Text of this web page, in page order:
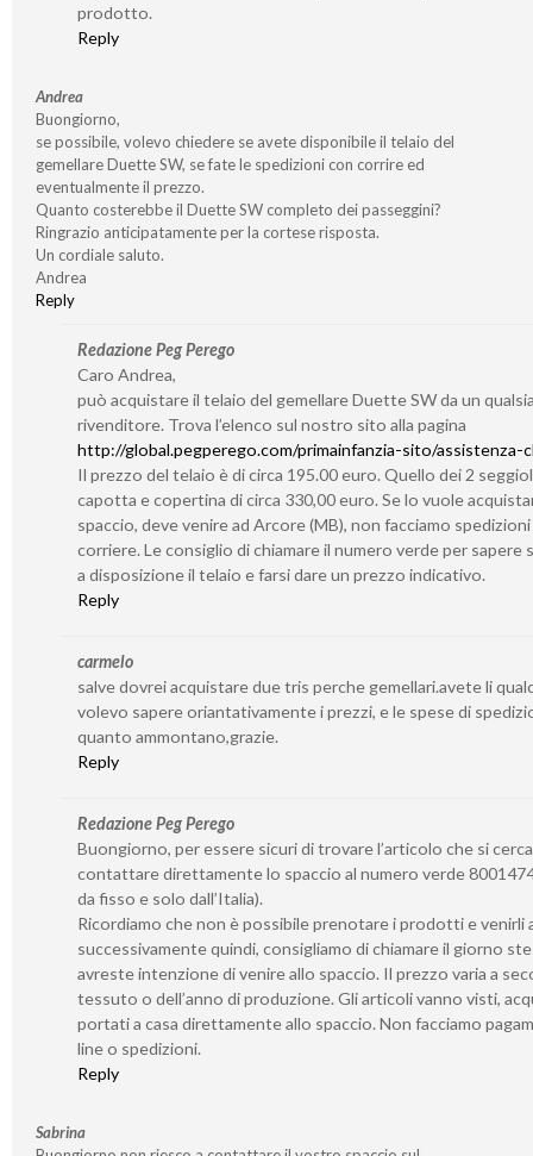
prodotto.
Reply
Andrea
Buongiorno,
se possibile, volevo chiedere se avete disponibile il telaio del
gemellare Duette SW, se fate le spedizioni con corrire ed
eventualmente il prezzo.
Quanto costerebbe il Duette SW completo dei passeggini?
Ringrazio anticipatamente per la cortese risposta.
Un cordiale saluto.
Andrea
Reply
Redazione Peg Perego
Caro Andrea,
può acquistare il telaio del gemellare Duette SW da un
rivenditore. Trova l’elenco sul nostro sito alla pagina
http://global.pegperego.com/primainfanzia-sito/assistenza-
Il prezzo del telaio è di circa 195.00 euro. Quello dei 2
capotta e copertina di circa 330,00 euro. Se lo vuole
spaccio, deve venire ad Arcore (MB), non facciamo
corriere. Le consiglio di chiamare il numero verde per sapere
a disposizione il telaio e farsi dare un prezzo indicativo.
Reply
carmelo
salve dovrei acquistare due tris perche gemellari.avete li
volevo sapere oriantativamente i prezzi, e le spese di
quanto ammontano,grazie.
Reply
Redazione Peg Perego
Buongiorno, per essere sicuri di trovare l’articolo che si
contattare direttamente lo spaccio al numero verde
da fisso e solo dall’Italia).
Ricordiamo che non è possibile prenotare i prodotti e venirli
successivamente quindi, consigliamo di chiamare il giorno
avreste intenzione di venire allo spaccio. Il prezzo varia a
tessuto o dell’anno di produzione. Gli articoli vanno visti,
portati a casa direttamente allo spaccio. Non facciamo
line o spedizioni.
Reply
Sabrina